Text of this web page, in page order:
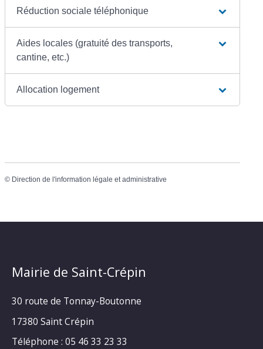
Réduction sociale téléphonique
Aides locales (gratuité des transports,
cantine, etc.)
Allocation logement
© Direction de l'information légale et administrative
Mairie de Saint-Crépin
30 route de Tonnay-Boutonne
17380 Saint Crépin
Téléphone : 05 46 33 23 33